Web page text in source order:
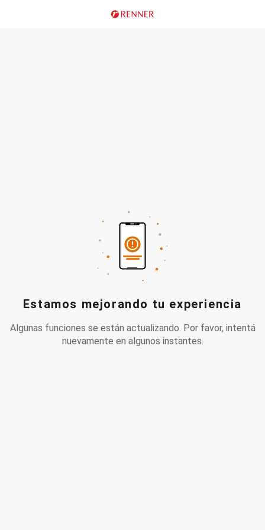
Estamos mejorando tu experiencia
Algunas funciones se están actualizando. Por favor, intentá
nuevamente en algunos instantes.